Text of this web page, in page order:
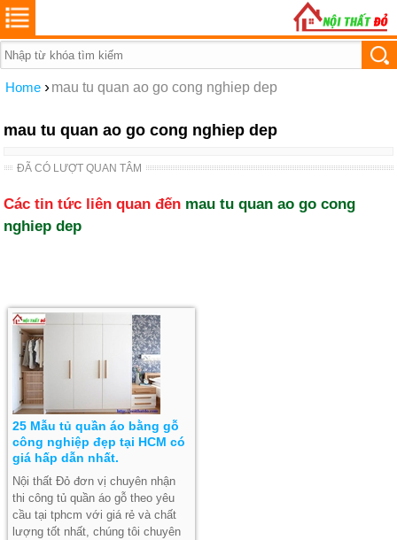
Home ›mau tu quan ao go cong nghiep dep
mau tu quan ao go cong nghiep dep
ĐÃ CÓ LƯỢT QUAN TÂM
Các tin tức liên quan đến mau tu quan ao go cong
nghiep dep
25 Mẫu tủ quần áo bằng gỗ
công nghiệp đẹp tại HCM có
giá hấp dẫn nhất.
Nội thất Đỏ đơn vị chuyên nhận
thi công tủ quần áo gỗ theo yêu
cầu tại tphcm với giá rẻ và chất
lượng tốt nhất, chúng tôi chuyên